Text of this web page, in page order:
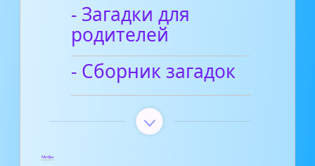
- Загадки для
родителей
- Сборник загадок
Мифы